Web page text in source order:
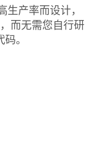
产率而设计，
而无需您自行研
。